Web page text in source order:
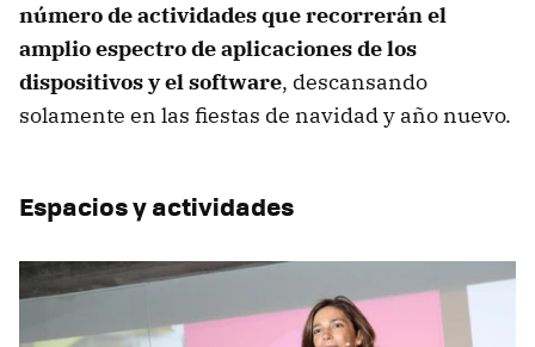
número de actividades que recorrerán el
amplio espectro de aplicaciones de los
dispositivos y el software, descansando
solamente en las fiestas de navidad y año nuevo.
Espacios y actividades